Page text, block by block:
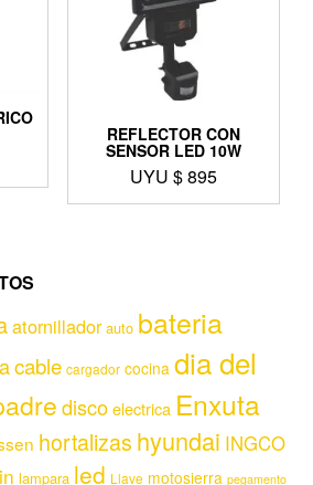
REFLECTOR CON
SENSOR LED 10W
UYU $895
atornillador auto bateria
cable cargador cocina dia del
discoelectrica Enxuta
hortalizas hyundai INGCO
lampara led Llave motosierra pegamento